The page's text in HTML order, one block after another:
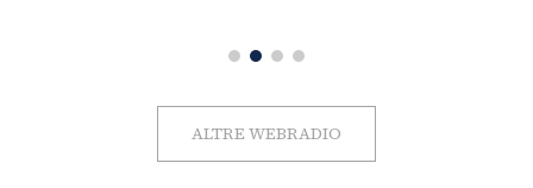
ALTRE WEBRADIO